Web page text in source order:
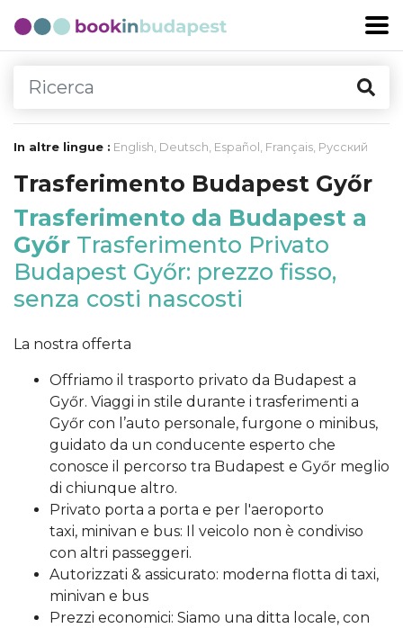
In altre lingue : English, Deutsch, Español , Français, Русский
Trasferimento Budapest Győr
Trasferimento da Budapest a
Győr Trasferimento Privato
Budapest Győr: prezzo fisso,
senza costi nascosti
La nostra offerta
Offriamo il trasporto privato da Budapest a
Győr. Viaggi in stile durante i trasferimenti a
Győr con l’auto personale, furgone o minibus,
guidato da un conducente esperto che
conosce il percorso tra Budapest e Győr meglio
di chiunque altro.
Privato porta a porta e per l'aeroporto
taxi, minivan e bus: Il veicolo non è condiviso
con altri passeggeri.
Autorizzati & assicurato: moderna flotta di taxi,
minivan e bus
Prezzi economici: Siamo una ditta locale, con